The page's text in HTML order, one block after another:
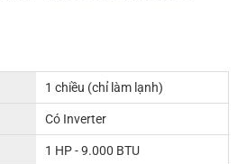
1 chiều (chỉ làm lạnh)
Có Inverter
1 HP - 9.000 BTU